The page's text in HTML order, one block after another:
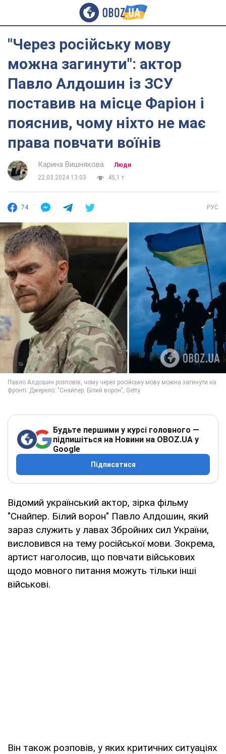
"Через російську мову
можна загинути": актор
Павло Алдошин із ЗСУ
поставив на місце Фаріон і
пояснив, чому ніхто не має
права повчати воїнів
Карина Вишнякова
Люди
22.03.2024 13:03
45,1 т.
74 РУС
Будьте першими у курсі головного —
підпишіться на Новини на OBOZ.UA у
Google
Підписатися
Відомий український актор, зірка фільму
"Снайпер. Білий ворон" Павло Алдошин, який
зараз служить у лавах Збройних сил України,
висловився на тему російської мови. Зокрема,
артист наголосив, що повчати військових
щодо мовного питання можуть тільки інші
військові.
Він також розповів, у яких критичних ситуаціях